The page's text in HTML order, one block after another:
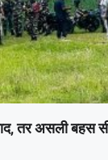
तर असली बहस